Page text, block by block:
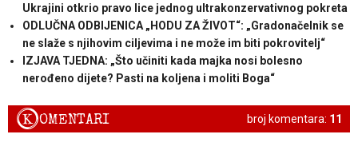
Ukrajini otkrio pravo lice jednog ultrakonzervativnog pokreta
ODLUČNA ODBIJENICA „HODU ZA ŽIVOT“: „Gradonačelnik se
ne slaže s njihovim ciljevima i ne može im biti pokrovitelj“
IZJAVA TJEDNA: „Što učiniti kada majka nosi bolesno
nerođeno dijete? Pasti na koljena i moliti Boga“
broj komentara: 11
KOMENTARI